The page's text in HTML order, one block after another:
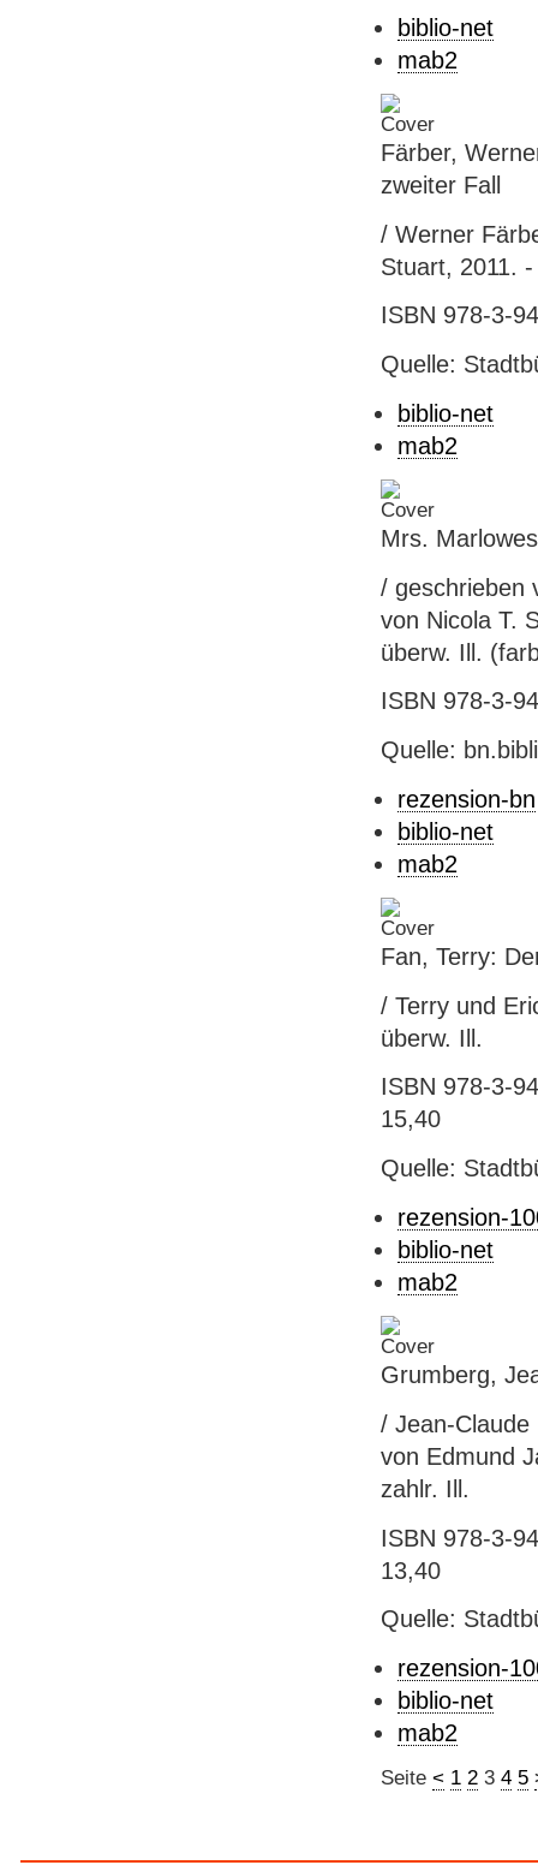
biblio-net
mab2
Färber,
zweiter Fall
/ Werner
Stuart, 2011.
ISBN 978-3-
Quelle:
biblio-net
mab2
Mrs.
/ geschrieben
von Nicola T.
überw. Ill.
ISBN 978-3-
Quelle:
rezension-bn
biblio-net
mab2
Fan, Terry:
/ Terry und
überw. Ill.
ISBN 978-3-
15,40
Quelle:
rezension-
biblio-net
mab2
Grumberg,
/ Jean-
von Edmund
zahlr. Ill.
ISBN 978-3-
13,40
Quelle:
rezension-
biblio-net
mab2
Seite < 1 2 3 4 5